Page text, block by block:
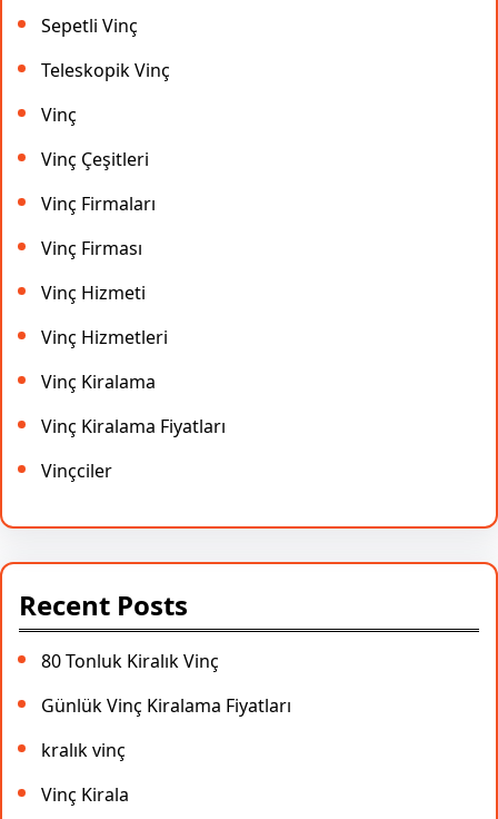
Sepetli Vinç
Teleskopik Vinç
Vinç
Vinç Çeşitleri
Vinç Firmaları
Vinç Firması
Vinç Hizmeti
Vinç Hizmetleri
Vinç Kiralama
Vinç Kiralama Fiyatları
Vinçciler
Recent Posts
80 Tonluk Kiralık Vinç
Günlük Vinç Kiralama Fiyatları
kralık vinç
Vinç Kirala